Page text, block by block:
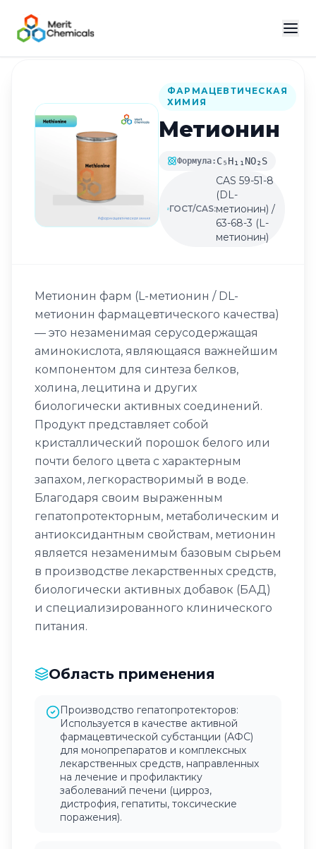
Назад в каталог
ФАРМАЦЕВТИЧЕСКАЯ
ХИМИЯ
Метионин
Формула: C₅H₁₁NO₂S
ГОСТ/CAS:
CAS 59-51-8
(DL-
метионин) /
63-68-3 (L-
метионин)
Метионин фарм (L-метионин / DL-
метионин фармацевтического качества)
— это незаменимая серусодержащая
аминокислота, являющаяся важнейшим
компонентом для синтеза белков,
холина, лецитина и других
биологически активных соединений.
Продукт представляет собой
кристаллический порошок белого или
почти белого цвета с характерным
запахом, легкорастворимый в воде.
Благодаря своим выраженным
гепатопротекторным, метаболическим и
антиоксидантным свойствам, метионин
является незаменимым базовым сырьем
в производстве лекарственных средств,
биологически активных добавок (БАД)
и специализированного клинического
питания.
Область применения
Производство гепатопротекторов:
Используется в качестве активной
фармацевтической субстанции (АФС)
для монопрепаратов и комплексных
лекарственных средств, направленных
на лечение и профилактику
заболеваний печени (цирроз,
дистрофия, гепатиты, токсические
поражения).